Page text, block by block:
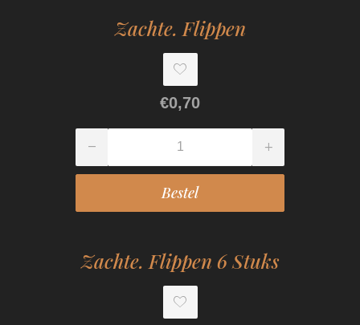
Zachte. Flippen
€0,70
Zachte. Flippen 6 Stuks